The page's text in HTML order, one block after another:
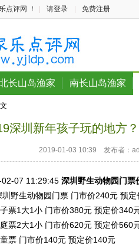
点评网 ！ 请登录 免费注册
长山岛渔家 南长山岛渔家
深圳新年孩子玩的地方
2019-01-03 10:39 发布者：
07 11:29:45 深圳野生动物园门票
野生动物园门票 门市价240元 预定
票1大1小 门市价380元 预定价340
票2大1小 门市价620元 预定价560
票 门市价140元 预定价140元